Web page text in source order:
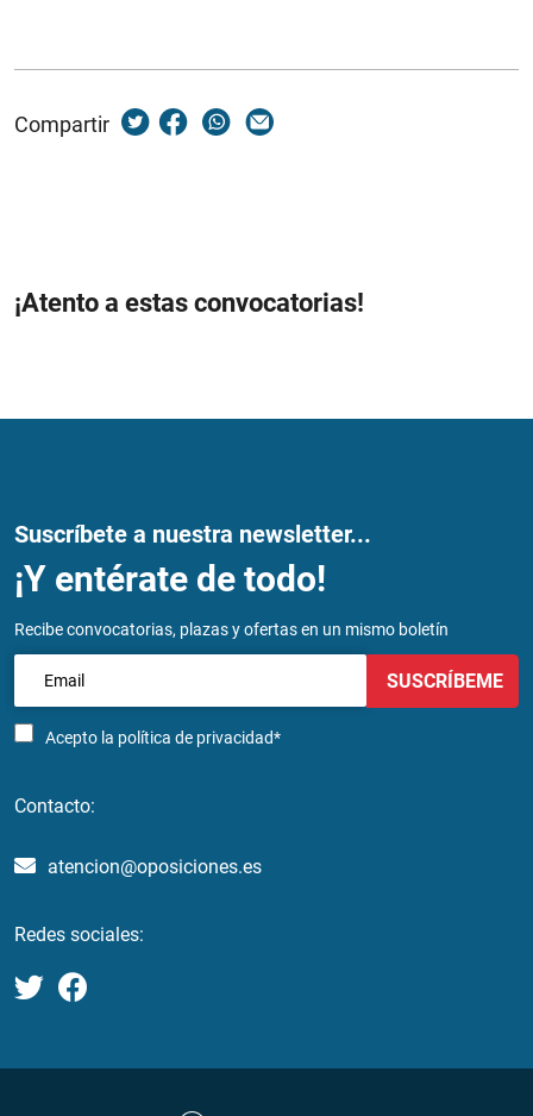
Compartir
¡Atento a estas convocatorias!
Suscríbete a nuestra newsletter...
¡Y entérate de todo!
Recibe convocatorias, plazas y ofertas en un mismo boletín
Acepto la política de privacidad*
SUSCRÍBEME
Contacto:
atencion@oposiciones.es
Redes sociales: